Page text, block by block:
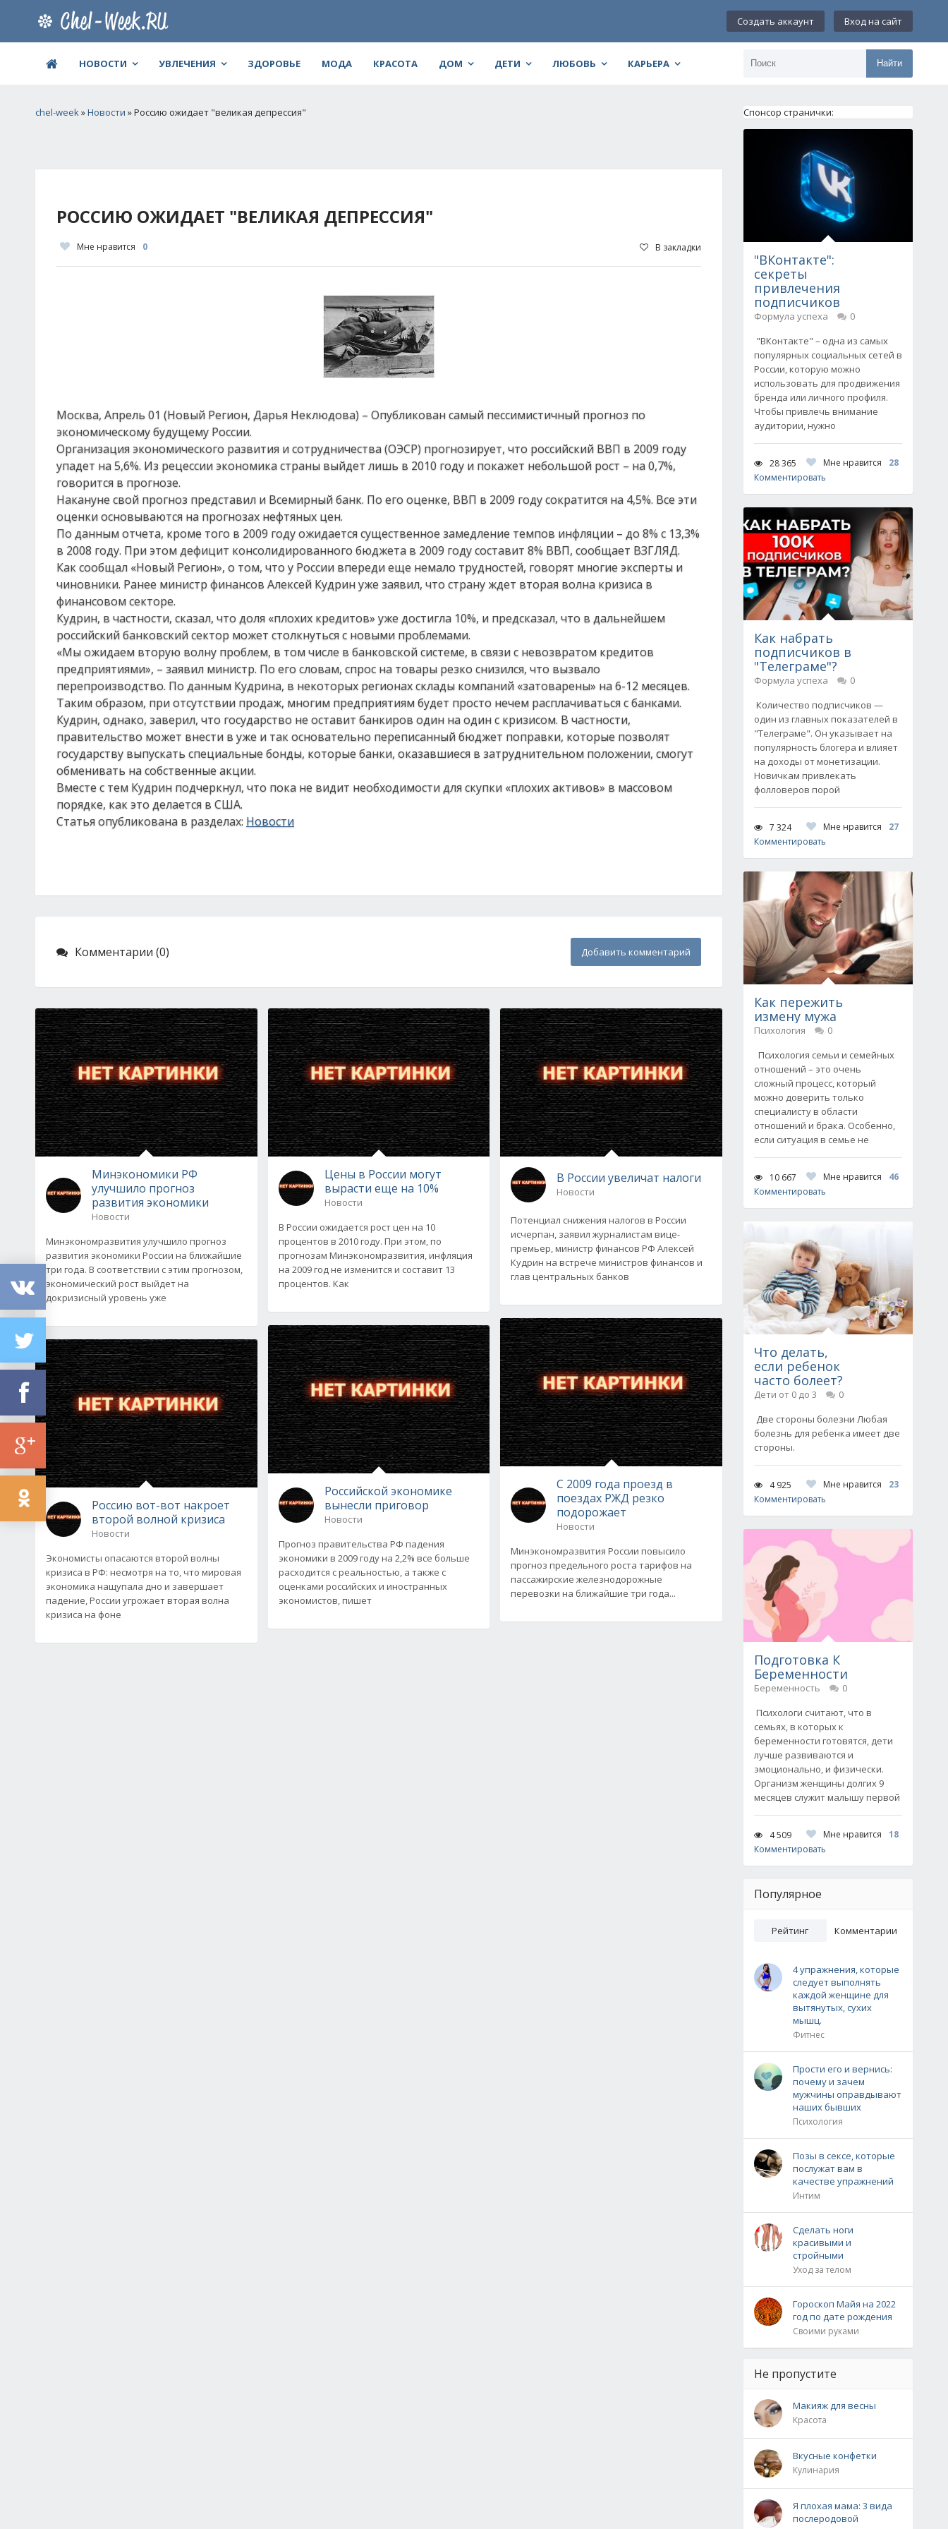
Создать аккаунт Вход на сайт
НОВОСТИ УВЛЕЧЕНИЯ ЗДОРОВЬЕ МОДА КРАСОТА ДОМ ДЕТИ ЛЮБОВЬ КАРЬЕРА Найти
chel-week»Новости » Россию ожидает "великая депрессия"
РОССИЮ ОЖИДАЕТ "ВЕЛИКАЯ ДЕПРЕССИЯ"
Мне нравится 0 В закладки
Москва, Апрель 01 (Новый Регион, Дарья Неклюдова) – Опубликован самый пессимистичный прогноз по
экономическому будущему России.
Организация экономического развития и сотрудничества (ОЭСР) прогнозирует, что российский ВВП в 2009 году
упадет на 5,6%. Из рецессии экономика страны выйдет лишь в 2010 году и покажет небольшой рост – на 0,7%,
говорится в прогнозе.
Накануне свой прогноз представил и Всемирный банк. По его оценке, ВВП в 2009 году сократится на 4,5%. Все эти
оценки основываются на прогнозах нефтяных цен.
По данным отчета, кроме того в 2009 году ожидается существенное замедление темпов инфляции – до 8% с 13,3%
в 2008 году. При этом дефицит консолидированного бюджета в 2009 году составит 8% ВВП, сообщает ВЗГЛЯД.
Как сообщал «Новый Регион», о том, что у России впереди еще немало трудностей, говорят многие эксперты и
чиновники. Ранее министр финансов Алексей Кудрин уже заявил, что страну ждет вторая волна кризиса в
финансовом секторе.
Кудрин, в частности, сказал, что доля «плохих кредитов» уже достигла 10%, и предсказал, что в дальнейшем
российский банковский сектор может столкнуться с новыми проблемами.
«Мы ожидаем вторую волну проблем, в том числе в банковской системе, в связи с невозвратом кредитов
предприятиями», – заявил министр. По его словам, спрос на товары резко снизился, что вызвало
перепроизводство. По данным Кудрина, в некоторых регионах склады компаний «затоварены» на 6-12 месяцев.
Таким образом, при отсутствии продаж, многим предприятиям будет просто нечем расплачиваться с банками.
Кудрин, однако, заверил, что государство не оставит банкиров один на один с кризисом. В частности,
правительство может внести в уже и так основательно переписанный бюджет поправки, которые позволят
государству выпускать специальные бонды, которые банки, оказавшиеся в затруднительном положении, смогут
обменивать на собственные акции.
Вместе с тем Кудрин подчеркнул, что пока не видит необходимости для скупки «плохих активов» в массовом
порядке, как это делается в США.
Статья опубликована в разделах: Новости
Комментарии (0) Добавить комментарий
Минэкономики РФ
улучшило прогноз
развития экономики
Новости
Минэкономразвития улучшило прогноз
развития экономики России на ближайшие
три года. В соответствии с этим прогнозом,
экономический рост выйдет на
докризисный уровень уже
Россию вот-вот накроет
второй волной кризиса
Новости
Экономисты опасаются второй волны
кризиса в РФ: несмотря на то, что мировая
экономика нащупала дно и завершает
падение, России угрожает вторая волна
кризиса на фоне
Цены в России могут
вырасти еще на 10%
Новости
В России ожидается рост цен на 10
процентов в 2010 году. При этом, по
прогнозам Минэкономразвития, инфляция
на 2009 год не изменится и составит 13
процентов. Как
Российской экономике
вынесли приговор
Новости
Прогноз правительства РФ падения
экономики в 2009 году на 2,2% все больше
расходится с реальностью, а также с
оценками российских и иностранных
экономистов, пишет
В России увеличат налоги
Новости
Потенциал снижения налогов в России
исчерпан, заявил журналистам вице-
премьер, министр финансов РФ Алексей
Кудрин на встрече министров финансов и
глав центральных банков
С 2009 года проезд в
поездах РЖД резко
подорожает
Новости
Минэкономразвития России повысило
прогноз предельного роста тарифов на
пассажирские железнодорожные
перевозки на ближайшие три года...
Спонсор странички:
"ВКонтакте":
секреты
привлечения
подписчиков
Формула успеха
0
"ВКонтакте" – одна из самых
популярных социальных сетей в
России, которую можно
использовать для продвижения
бренда или личного профиля.
Чтобы привлечь внимание
аудитории, нужно
28 365 Мне нравится
28
Комментировать
Как набрать
подписчиков в
"Телеграме"?
Формула успеха
0
Количество подписчиков —
один из главных показателей в
"Телеграме". Он указывает на
популярность блогера и влияет
на доходы от монетизации.
Новичкам привлекать
фолловеров порой
7 324 Мне нравится
27
Комментировать
Как пережить
измену мужа
Психология
0
Психология семьи и семейных
отношений – это очень
сложный процесс, который
можно доверить только
специалисту в области
отношений и брака. Особенно,
если ситуация в семье не
10 667 Мне нравится
46
Комментировать
Что делать,
если ребенок
часто болеет?
Дети от 0 до 3
0
Две стороны болезни Любая
болезнь для ребенка имеет две
стороны.
4 925 Мне нравится
23
Комментировать
Подготовка К
Беременности
Беременность
0
Психологи считают, что в
семьях, в которых к
беременности готовятся, дети
лучше развиваются и
эмоционально, и физически.
Организм женщины долгих 9
месяцев служит малышу первой
4 509 Мне нравится
18
Комментировать
Популярное
Рейтинг Комментарии
4 упражнения, которые
следует выполнять
каждой женщине для
вытянутых, сухих
мышц.
Фитнес
Прости его и вернись:
почему и зачем
мужчины оправдывают
наших бывших
Психология
Позы в сексе, которые
послужат вам в
качестве упражнений
Интим
Сделать ноги
красивыми и
стройными
Уход за телом
Гороскоп Майя на 2022
год по дате рождения
Своими руками
Не пропустите
Макияж для весны
Красота
Вкусные конфетки
Кулинария
Я плохая мама: 3 вида
послеродовой